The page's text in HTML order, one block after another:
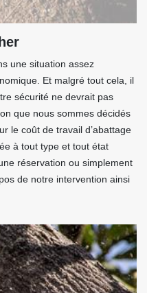
une situation assez
Et malgré tout cela, il
sécurité ne devrait pas
que nous sommes décidés
le coût de travail d’abattage
à tout type et tout état
réservation ou simplement
de notre intervention ainsi